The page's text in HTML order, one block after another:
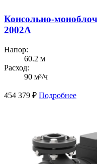
Консольно-
2002A
Напор:
60.2 м
Расход:
90 м³/ч
454 379 ₽ Подробнее